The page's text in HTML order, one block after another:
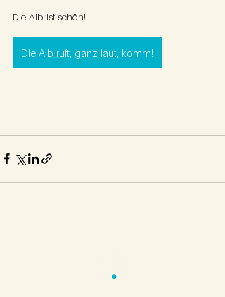
Die Alb ist schön!
Die Alb ruft, ganz laut, komm!